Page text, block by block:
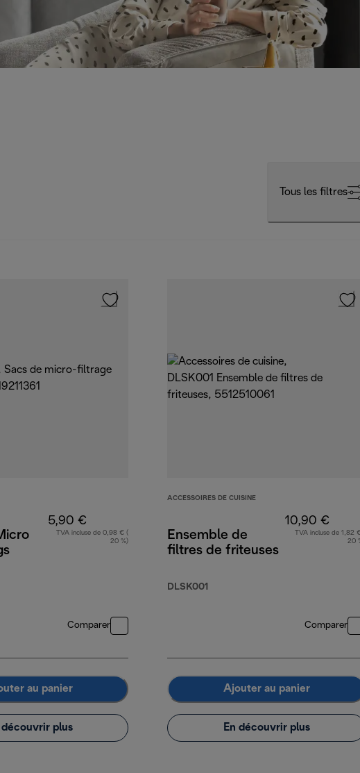
Tous les filtres
5,90 €
TVA incluse de 0,98 € (
20 %)
Comparer
au panier
découvrir plus
ACCESSOIRES DE CUISINE
Ensemble de
filtres de friteuses
DLSK001
10,90 €
TVA incluse de 1,82
20
Comparer
Ajouter au panier
En découvrir plus